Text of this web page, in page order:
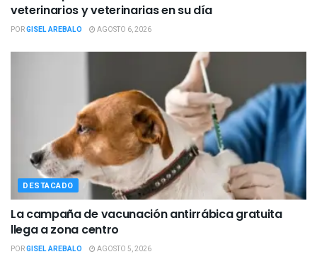
veterinarios y veterinarias en su día
PORGISEL AREBALO AGOSTO 6, 2026
DESTACADO
La campaña de vacunación antirrábica gratuita
llega a zona centro
PORGISEL AREBALO AGOSTO 5, 2026